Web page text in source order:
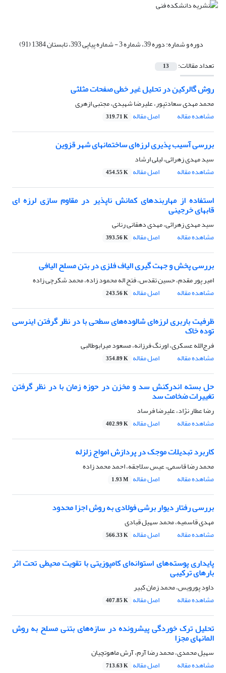
دوره و شماره:دوره 39، شماره 3 - شماره پیاپی 393، تابستان 1384 (91)
تعداد مقالات:
13
روش گالرکین در تحلیل غیر خطی صفحات مثلثی
محمد مهدی سعادتپور، علیرضا شهیدی، مجتبی ازهری
مشاهده مقاله
اصل مقاله 319.71 K
بررسی آسیب پذیری لرزه‌ای ساختمانهای شهر قزوین
سید مهدی زهرائی، لیلی ارشاد
مشاهده مقاله
اصل مقاله 454.55 K
استفاده از مهاربندهای کمانش ناپذیر در مقاوم سازی لرزه ای
قابهای خرجینی
سید مهدی زهرائی، مهدی دهقانی رنانی
مشاهده مقاله
اصل مقاله 393.56 K
بررسی پخش و جهت گیری الیاف فلزی در بتن مسلح الیافی
امیر پور مقدم، حسین تقدس، فتح اله محمود زاده، محمد شکرچی زاده
مشاهده مقاله
اصل مقاله 243.56 K
ظرفیت باربری لرزه‌ای شالوده‌های سطحی با در نظر گرفتن اینرسی
توده خاک
فرج‌الله عسکری، اورنگ فرزانه، مسعود میرابوطالبی
مشاهده مقاله
اصل مقاله 354.89 K
حل بسته اندرکنش سد و مخزن در حوزه زمان با در نظر گرفتن
تغییرات ضخامت سد
رضا عطار نژاد، علیرضا فرساد
مشاهده مقاله
اصل مقاله 402.99 K
کاربرد تبدیلات موجک در پردازش امواج زلزله
محمد رضا قاسمی، عیس سلاجقه، احمد محمد زاده
مشاهده مقاله
اصل مقاله 1.93 M
بررسی رفتار دیوار برشی فولادی به روش اجزا محدود
مهدی قاسمیه، محمد سهیل قبادی
مشاهده مقاله
اصل مقاله 566.33 K
پایداری پوسته‌های استوانه‌ای کامپوزیتی با تقویت محیطی تحت اثر
بارهای ترکیبی
داود پورویس، محمد زمان کبیر
مشاهده مقاله
اصل مقاله 407.85 K
تحلیل ترک خوردگی پیشرونده در سازه‌های بتنی مسلح به روش
المانهای مجزا
سهیل محمدی، محمد رضا آرم، آرش ماهوتچیان
مشاهده مقاله
اصل مقاله 713.63 K